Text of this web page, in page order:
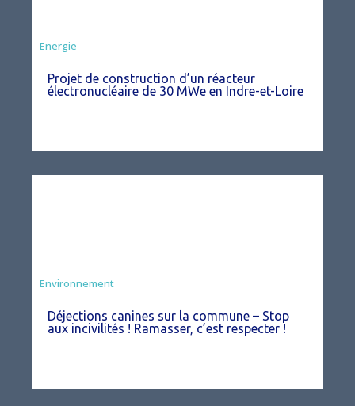
Energie
Projet de construction d’un réacteur
électronucléaire de 30 MWe en Indre-et-Loire
Environnement
Déjections canines sur la commune – Stop
aux incivilités ! Ramasser, c’est respecter !